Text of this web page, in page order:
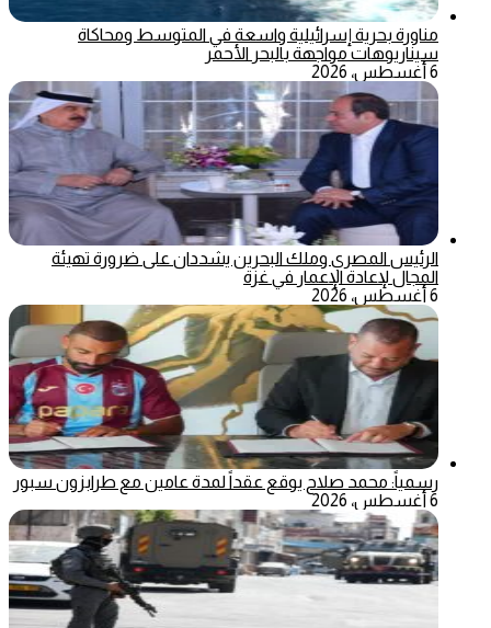
مناورة بحرية إسرائيلية واسعة في المتوسط ومحاكاة
سيناريوهات مواجهة بالبحر الأحمر
6 أغسطس، 2026
الرئيس المصري وملك البحرين يشددان على ضرورة تهيئة
المجال لإعادة الإعمار في غزة
6 أغسطس، 2026
رسمياً: محمد صلاح يوقع عقداً لمدة عامين مع طرابزون سبور
6 أغسطس، 2026